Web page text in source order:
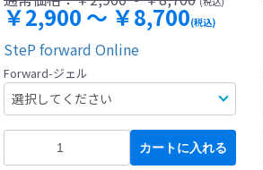
￥2,900 ～ ￥8,700(税込)
SteP forward Online
Forward-ジェル
カートに入れる